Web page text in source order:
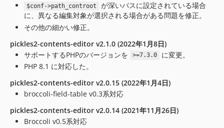
$conf->path_controot
が深いパスに設定されている場合
に、異なる編集対象が選択される場合がある問題を修正。
その他の細かい修正。
pickles2-contents-editor v2.1.0 (2022年1月8日)
サポートするPHPのバージョンを
>=7.3.0
に変更。
PHP 8.1 に対応した。
pickles2-contents-editor v2.0.15 (2022年1月4日)
broccoli-field-table v0.3系対応
pickles2-contents-editor v2.0.14 (2021年11月26日)
Broccoli v0.5系対応